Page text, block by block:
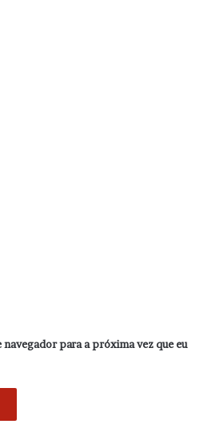
navegador para a próxima vez que eu